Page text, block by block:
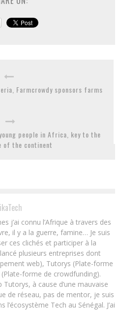
Farmcrowdy sponsors farms
people in Africa, key to the
of the continent
j’ai connu l’Afrique à travers des
il y a la guerre, famine… Je suis
ces clichés et participer à la
plusieurs entreprises dont
web), Tutorys (Plate-forme
forme de crowdfunding).
à cause d’une mauvaise
de réseau, pas de mentor, je suis
Tech au Sénégal. J’ai